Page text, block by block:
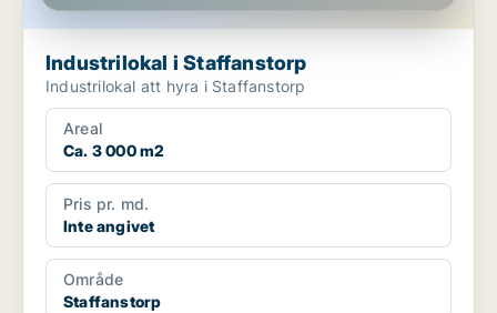
Industrilokal i Staffanstorp
Industrilokal att hyra i Staffanstorp
Areal
Ca. 3 000 m2
Pris pr. md.
Inte angivet
Område
Staffanstorp